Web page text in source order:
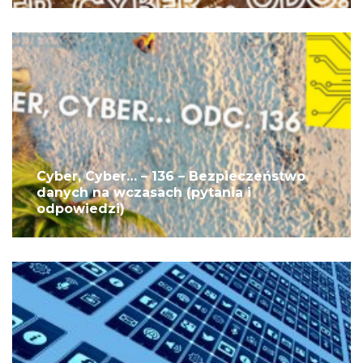
Cyber, Cyber… – 136 – Bezpieczeństwo
danych na wczasach (pytania i
odpowiedzi)